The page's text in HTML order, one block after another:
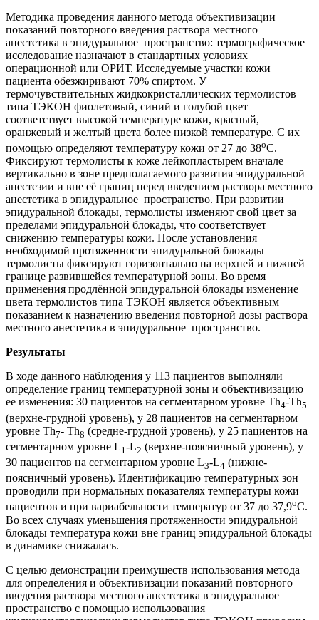
Методика проведения данного метода объективизации
показаний повторного введения раствора местного
анестетика в эпидуральное пространство: термографическое
исследование назначают в стандартных условиях
операционной или ОРИТ. Исследуемые участки кожи
пациента обезжиривают 70% спиртом. У
термочувствительных жидкокристаллических термолистов
типа ТЭКОН фиолетовый, синий и голубой цвет
соответствует высокой температуре кожи, красный,
оранжевый и желтый цвета более низкой температуре. С их
помощью определяют температуру кожи от 27 до 38oC.
Фиксируют термолисты к коже лейкопластырем вначале
вертикально в зоне предполагаемого развития эпидуральной
анестезии и вне её границ перед введением раствора местного
анестетика в эпидуральное пространство. При развитии
эпидуральной блокады, термолисты изменяют свой цвет за
пределами эпидуральной блокады, что соответствует
снижению температуры кожи. После установления
необходимой протяженности эпидуральной блокады
термолисты фиксируют горизонтально на верхней и нижней
границе развившейся температурной зоны. Во время
применения продлённой эпидуральной блокады изменение
цвета термолистов типа ТЭКОН является объективным
показанием к назначению введения повторной дозы раствора
местного анестетика в эпидуральное пространство.
Результаты
В ходе данного наблюдения у 113 пациентов выполняли
определение границ температурной зоны и объективизацию
ее изменения: 30 пациентов на сегментарном уровне Th4-Th5
(верхне-грудной уровень), у 28 пациентов на сегментарном
уровне Th7- Th8 (средне-грудной уровень), у 25 пациентов на
сегментарном уровне L1 -L2 (верхне-поясничный уровень), у
30 пациентов на сегментарном уровне L3-L4 (нижне-
поясничный уровень). Идентификацию температурных зон
проводили при нормальных показателях температуры кожи
пациентов и при вариабельности температур от 37 до 37,9oC.
Во всех случаях уменьшения протяженности эпидуральной
блокады температура кожи вне границ эпидуральной блокады
в динамике снижалась.
С целью демонстрации преимуществ использования метода
для определения и объективизации показаний повторного
введения раствора местного анестетика в эпидуральное
пространство с помощью использования